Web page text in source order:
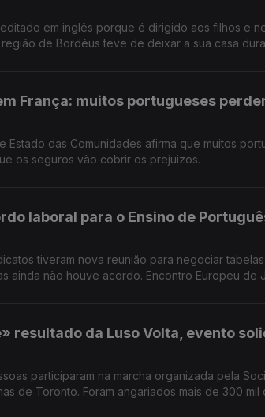
em inglês porque é dirigido aos filhos e
de Bordéus teve de deixar a sua casa
França: muitos portugueses
Estado das Comunidades afirma que muitos
os seguros vão cobrir os prejuizos.
laboral para o Ensino de
tiveram nova reunião para negociar
ainda não houve acordo. Encontro Europeu de
resultado da Luso Volta, evento
participaram na marcha organizada pela
de Toronto. Foram angariados mais de 300